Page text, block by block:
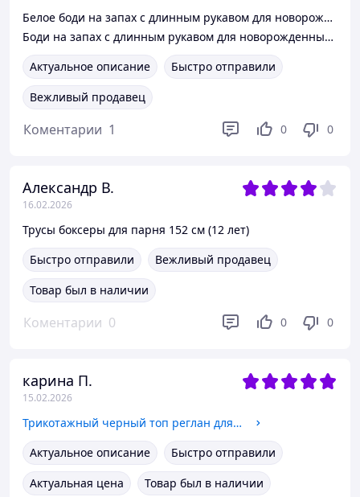
Белое боди на запах с длинным рукавом для новорожденных 50 см (0-1М)
Боди на запах с длинным рукавом для новорожденных 50 см (0-1М)
Актуальное описание
Быстро отправили
Вежливый продавец
Коментарии 1 0 0
Александр В.
16.02.2026
Трусы боксеры для парня 152 см (12 лет)
Быстро отправили
Вежливый продавец
Товар был в наличии
Коментарии 0 0 0
карина П.
15.02.2026
Трикотажный черный топ реглан для девочки 146-152см (10-12Y)
Актуальное описание
Быстро отправили
Актуальная цена
Товар был в наличии